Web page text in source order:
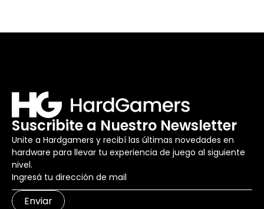
Suscribite a Nuestro Newsletter
Unite a Hardgamers y recibí las últimas novedades en
hardware para llevar tu experiencia de juego al siguiente
nivel.
Enviar